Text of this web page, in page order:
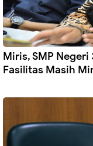
Miris, SMP Negeri
Fasilitas Masih